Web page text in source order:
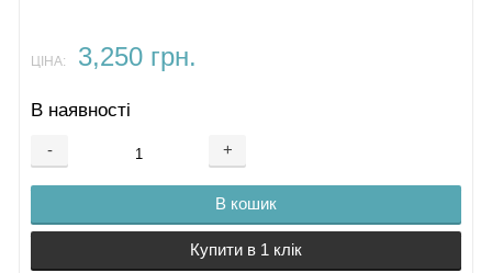
ЦІНА: 3,250 грн.
В наявності
- +
В кошик
Купити в 1 клік